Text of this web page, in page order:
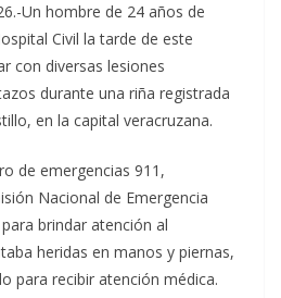
Un hombre de 24 años de
Civil la tarde de este
con diversas lesiones
durante una riña registrada
en la capital veracruzana.
de emergencias 911,
Nacional de Emergencia
brindar atención al
heridas en manos y piernas,
para recibir atención médica.